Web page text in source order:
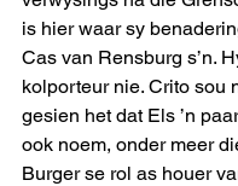
is hier waar sy
Cas van Rensburg s’n.
kolporteur nie. Crito sou
gesien het dat Els ’n
ook noem, onder meer
Burger se rol as houer